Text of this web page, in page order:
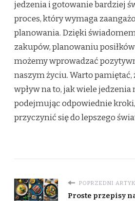
jedzenia i gotowanie bardziej
proces, który wymaga
planowania. Dzięki
zakupów, planowaniu
możemy wprowadzać
naszym życiu. Warto pamiętać,
wpływ na to, jak wiele jedzenia
podejmując odpowiednie
przyczynić się do lepszego
POPRZEDNI
Proste przepisy